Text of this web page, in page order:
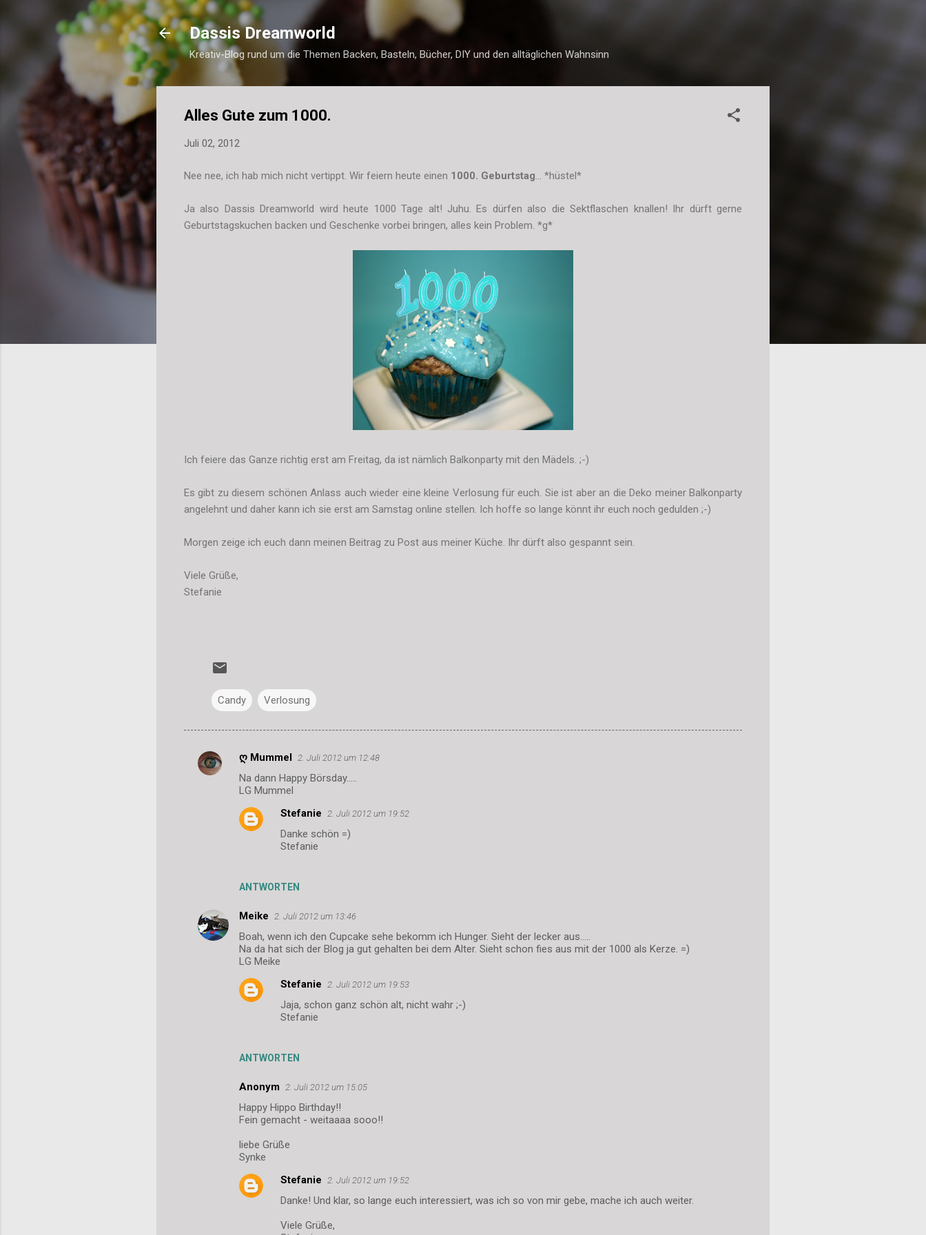
Direkt zum Hauptbereich
Dassis Dreamworld
Kreativ-Blog rund um die Themen Backen, Basteln, Bücher, DIY und den alltäglichen Wahnsinn
Alles Gute zum 1000.
Juli 02, 2012
Nee nee, ich hab mich nicht vertippt. Wir feiern heute einen 1000. Geburtstag ... *hüstel*
Ja also Dassis Dreamworld wird heute 1000 Tage alt! Juhu. Es dürfen also die Sektflaschen knallen! Ihr dürft gerne
Geburtstagskuchen backen und Geschenke vorbei bringen, alles kein Problem. *g*
Ich feiere das Ganze richtig erst am Freitag, da ist nämlich Balkonparty mit den Mädels. ;-)
Es gibt zu diesem schönen Anlass auch wieder eine kleine Verlosung für euch. Sie ist aber an die Deko meiner Balkonparty
angelehnt und daher kann ich sie erst am Samstag online stellen. Ich hoffe so lange könnt ihr euch noch gedulden ;-)
Morgen zeige ich euch dann meinen Beitrag zu Post aus meiner Küche. Ihr dürft also gespannt sein.
Viele Grüße,
Stefanie
Candy Verlosung
K
r
e
ღ Mummel 2. Juli 2012 um 12:48
Na dann Happy Börsday.....
LG Mummel
ANTWORTEN
Stefanie 2. Juli 2012 um 19:52
Danke schön =)
Stefanie
Meike 2. Juli 2012 um 13:46
Boah, wenn ich den Cupcake sehe bekomm ich Hunger. Sieht der lecker aus.....
Na da hat sich der Blog ja gut gehalten bei dem Alter. Sieht schon fies aus mit der 1000 als Kerze. =)
LG Meike
ANTWORTEN
Stefanie 2. Juli 2012 um 19:53
Jaja, schon ganz schön alt, nicht wahr ;-)
Stefanie
Anonym 2. Juli 2012 um 15:05
Happy Hippo Birthday!!
Fein gemacht - weitaaaa sooo!!
liebe Grüße
Synke
Stefanie 2. Juli 2012 um 19:52
Danke! Und klar, so lange euch interessiert, was ich so von mir gebe, mache ich auch weiter.
Viele Grüße,